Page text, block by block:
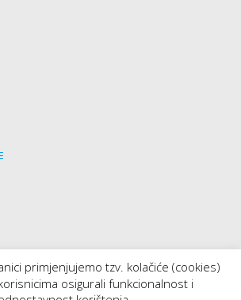
primjenjujemo tzv. kolačiće (cookies)
osigurali funkcionalnost i